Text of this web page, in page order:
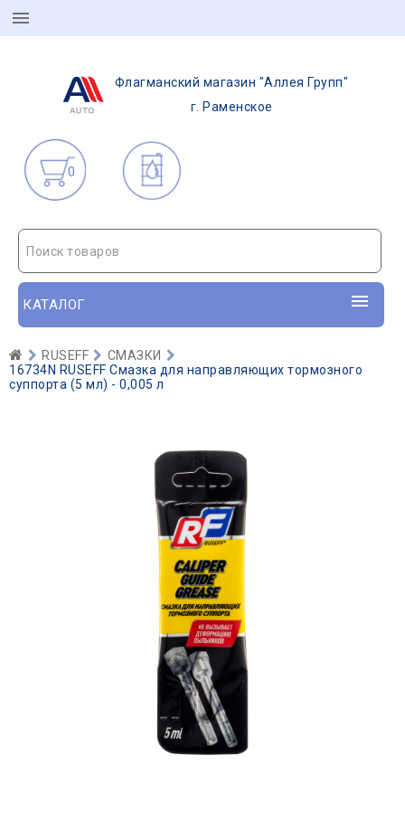
Флагманский магазин "Аллея Групп"
г. Раменское
0
Поиск товаров
КАТАЛОГ
RUSEFF
СМАЗКИ
16734N RUSEFF Смазка для направляющих тормозного
суппорта (5 мл) - 0,005 л